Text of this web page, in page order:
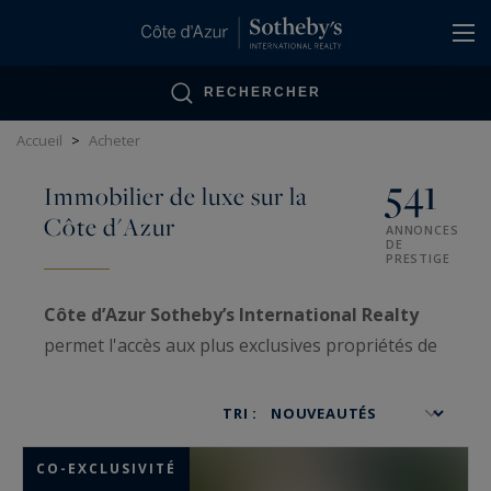
RECHERCHER
Accueil > Acheter
Immobilier de luxe sur la
Côte d'Azur
541
ANNONCES
DE
PRESTIGE
Côte d’Azur Sotheby’s International Realty
permet l'accès aux plus exclusives propriétés de
traités avec confidentialité.
d'immobilier très haut de gamme
TRI :
CO-EXCLUSIVITÉ